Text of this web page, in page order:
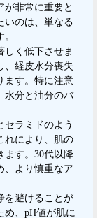
が非常に重要と
いのは、単なる
しく低下させま
、経皮水分喪失
ます。特に注意
水分と油分のバ
セラミドのよう
れにより、肌の
ます。30代以降
、より慎重なア
を避けることが
め、pH値が肌に